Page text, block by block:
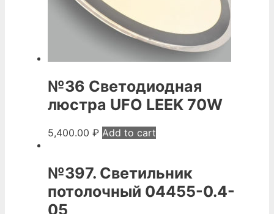
№36 Светодиодная
люстра UFO LEEK 70W
5,400.00 ₽ Add to cart
№397. Светильник
потолочный 04455-0.4-
05